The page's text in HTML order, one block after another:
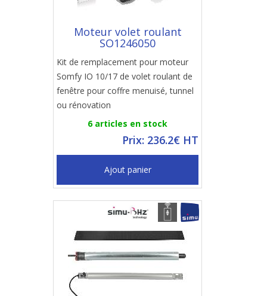
Moteur volet roulant
SO1246050
Kit de remplacement pour moteur
Somfy IO 10/17 de volet roulant de
fenêtre pour coffre menuisé, tunnel
ou rénovation
6 articles en stock
Prix: 236.2€ HT
Ajout panier